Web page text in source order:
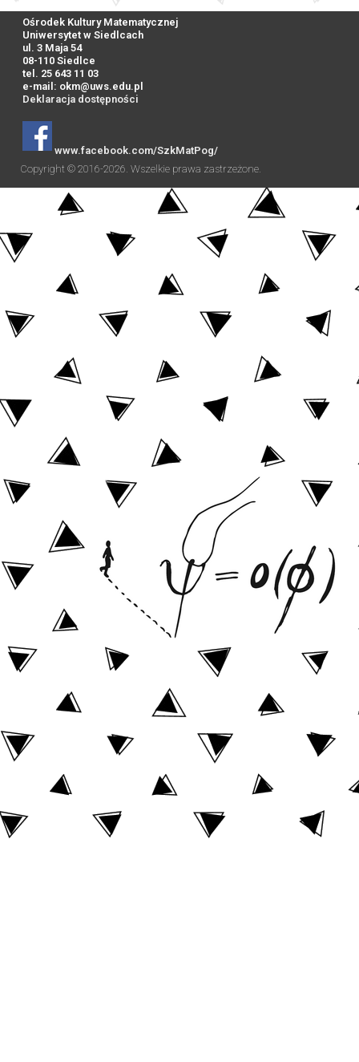
Ośrodek Kultury Matematycznej
Uniwersytet w Siedlcach
ul. 3 Maja 54
08-110 Siedlce
tel. 25 643 11 03
e-mail: okm@uws.edu.pl
Deklaracja dostępności
www.facebook.com/SzkMatPog/
Copyright © 2016-2026. Wszelkie prawa zastrzeżone.